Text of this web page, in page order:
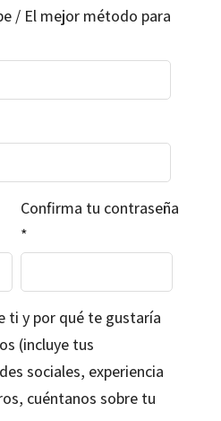
/ El mejor método para
Confirma tu contraseña
ti y por qué te gustaría
(incluye tus
sociales, experiencia
cuéntanos sobre tu